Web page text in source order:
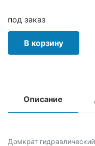
под заказ
В корзину
Описание
Домкрат